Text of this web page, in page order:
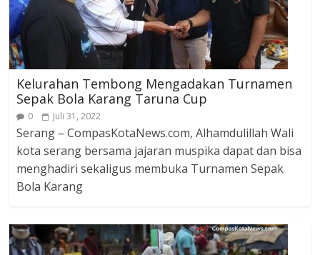
Kelurahan Tembong Mengadakan Turnamen
Sepak Bola Karang Taruna Cup
0 Juli 31, 2022
Serang – CompasKotaNews.com, Alhamdulillah Wali
kota serang bersama jajaran muspika dapat dan bisa
menghadiri sekaligus membuka Turnamen Sepak
Bola Karang